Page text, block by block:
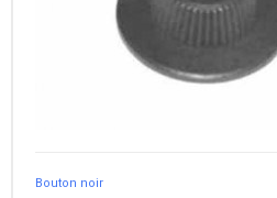
Bouton noir